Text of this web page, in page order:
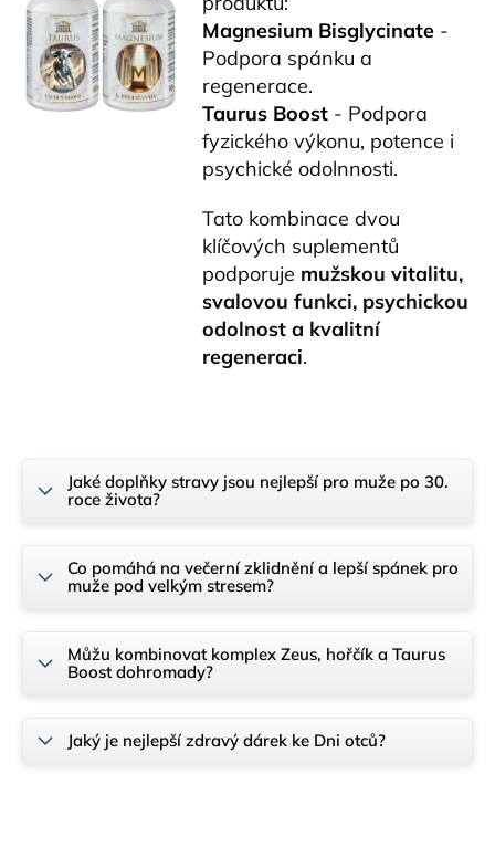
Magnesium Bisglycinate-
Podpora spánku a
regenerace.
Taurus Boost- Podpora
fyzického výkonu, potence i
psychické odolnnosti.
Tato kombinace dvou
klíčových suplementů
podporuje mužskou vitalitu,
svalovou funkci, psychickou
odolnost a kvalitní
regeneraci.
Jaké doplňky stravy jsou nejlepší pro muže po 30.
roce života?
Co pomáhá na večerní zklidnění a lepší spánek pro
muže pod velkým stresem?
Můžu kombinovat komplex Zeus, hořčík a Taurus
Boost dohromady?
Jaký je nejlepší zdravý dárek ke Dni otců?